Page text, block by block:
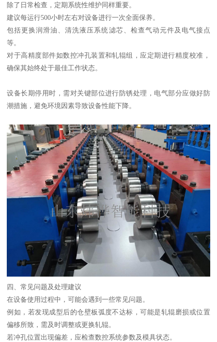
除了日常检查，定期系统性维护同样重要。
建议每运行500小时左右对设备进行一次全面保养。
包括更换润滑油、清洗液压系统滤芯、检查气动元件及电气接点
等。
对于高精度部件如数控冲孔装置和轧辊组，应定期进行精度校准，
确保其始终处于最佳工作状态。
设备长期停用时，需对关键部位进行防锈处理，电气部分应做好防
潮措施，避免环境因素导致设备性能下降。
四、常见问题及处理建议
在设备使用过程中，可能会遇到一些常见问题。
例如，若发现成型后的仓壁板弧度不达标，可能是轧辊磨损或位置
偏移所致，需及时调整或更换轧辊。
若冲孔位置出现偏差，应检查数控系统参数及模具状态。